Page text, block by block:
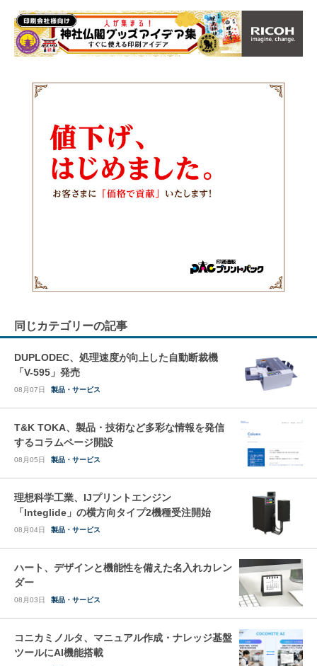
同じカテゴリーの記事
DUPLODEC、処理速度が向上した自動断裁機
「V-595」発売
08月07日 製品・サービス
T&K TOKA、製品・技術など多彩な情報を発信
するコラムページ開設
08月05日 製品・サービス
理想科学工業、IJプリントエンジン
「Integlide」の横方向タイプ2機種受注開始
08月04日 製品・サービス
ハート、デザインと機能性を備えた名入れカレン
ダー
08月03日 製品・サービス
コニカミノルタ、マニュアル作成・ナレッジ基盤
ツールにAI機能搭載